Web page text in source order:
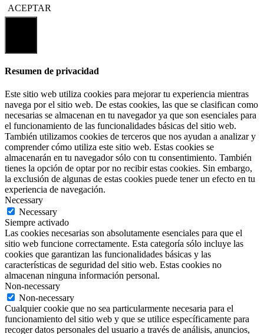
ACEPTAR
Resumen de privacidad
Este sitio web utiliza cookies para mejorar tu experiencia mientras
navega por el sitio web. De estas cookies, las que se clasifican como
necesarias se almacenan en tu navegador ya que son esenciales para
el funcionamiento de las funcionalidades básicas del sitio web.
También utilizamos cookies de terceros que nos ayudan a analizar y
comprender cómo utiliza este sitio web. Estas cookies se
almacenarán en tu navegador sólo con tu consentimiento. También
tienes la opción de optar por no recibir estas cookies. Sin embargo,
la exclusión de algunas de estas cookies puede tener un efecto en tu
experiencia de navegación.
Necessary
Necessary
Siempre activado
Las cookies necesarias son absolutamente esenciales para que el
sitio web funcione correctamente. Esta categoría sólo incluye las
cookies que garantizan las funcionalidades básicas y las
características de seguridad del sitio web. Estas cookies no
almacenan ninguna información personal.
Non-necessary
Non-necessary
Cualquier cookie que no sea particularmente necesaria para el
funcionamiento del sitio web y que se utilice específicamente para
recoger datos personales del usuario a través de análisis, anuncios,